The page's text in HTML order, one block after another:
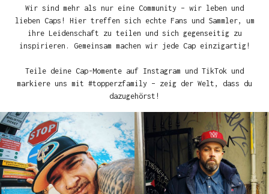
Wir sind mehr als nur eine Community – wir leben und
lieben Caps! Hier treffen sich echte Fans und Sammler, um
ihre Leidenschaft zu teilen und sich gegenseitig zu
inspirieren. Gemeinsam machen wir jede Cap einzigartig!
Teile deine Cap-Momente auf Instagram und TikTok und
markiere uns mit #topperzfamily – zeig der Welt, dass du
dazugehörst!